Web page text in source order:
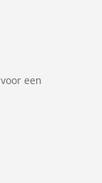
voor een